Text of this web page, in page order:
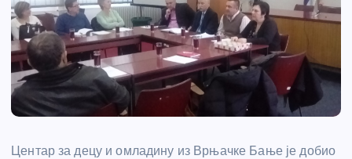
Центар за децу и омладину из Врњачке Бање је добио